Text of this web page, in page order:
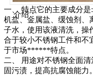
介绍：
一、 特点它的主要成分是
机盐、金属盐、缓蚀剂、
子水，使用该液清洗，操
合于较小不锈钢工件和不
于市场******特点。
二、 用途对不锈钢全面
固污渍，提高抗腐蚀能力。